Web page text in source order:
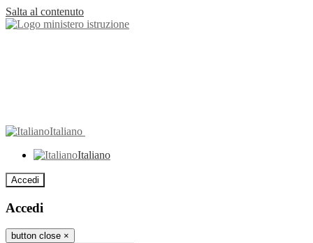
Salta al contenuto
Italiano
Italiano
Accedi
Accedi
button close ×